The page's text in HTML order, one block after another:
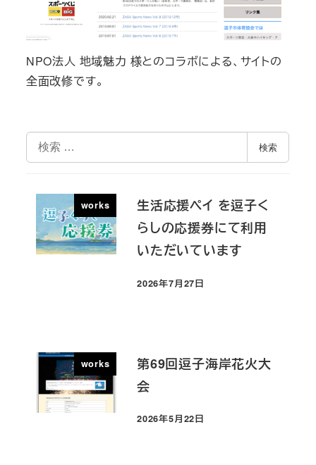
NPO法人 地域魅力 様とのコラボによる、サイトの
全面改修です。
索
検索
works
生活応援ペイ を逗子く
らしの応援券にて利用
いただいています
投稿日
2026年7月27日
works
第69回逗子海岸花火大
会
投稿日
2026年5月22日